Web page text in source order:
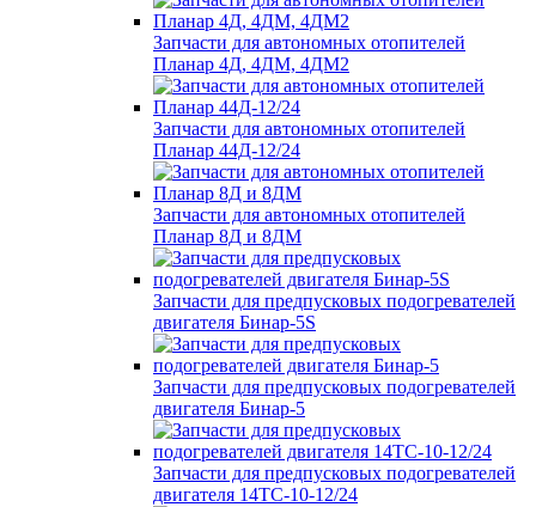
Запчасти для автономных отопителей
Планар 4Д, 4ДМ, 4ДМ2
Запчасти для автономных отопителей
Планар 44Д-12/24
Запчасти для автономных отопителей
Планар 8Д и 8ДМ
Запчасти для предпусковых подогревателей
двигателя Бинар-5S
Запчасти для предпусковых подогревателей
двигателя Бинар-5
Запчасти для предпусковых подогревателей
двигателя 14ТС-10-12/24